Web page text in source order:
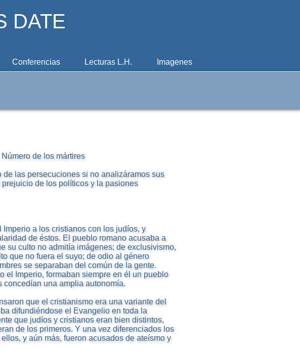
DATE
Conferencias Lecturas L.H. Imagenes
de los mártires
las persecuciones si no analizáramos sus
de los políticos y la pasiones
a los cristianos con los judíos, y
de éstos. El pueblo romano acusaba a
su culto no admitía imágenes; de exclusivismo,
que no fuera el suyo; de odio al género
se separaban del común de la gente.
el Imperio, formaban siempre en él un pueblo
concedían una amplia autonomía.
que el cristianismo era una variante del
difundiéndose el Evangelio en toda la
que judíos y cristianos eran bien distintos,
de los primeros. Y una vez diferenciados los
y aún más, fueron acusados de ateísmo y